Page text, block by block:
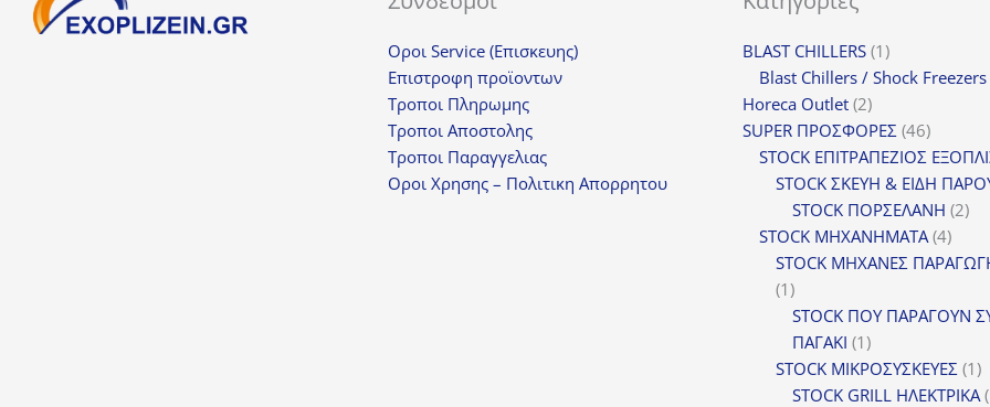
Οροι Service (Επισκευης)
Επιστροφη προϊοντων
Τροποι Πληρωμης
Τροποι Αποστολης
Τροποι Παραγγελιας
Οροι Χρησης – Πολιτικη Απορρητου
BLAST CHILLERS 11
προϊόν
Blast Chillers / Shock Freezers
Horeca Outlet 22
προϊόντα
SUPER ΠΡΟΣΦΟΡΕΣ 4646
STOCK ΕΠΙΤΡΑΠΕΖΙΟΣ
STOCK ΣΚΕΥΗ & ΕΙΔΗ
STOCK ΠΟΡΣΕΛΑΝΗ 22
STOCK ΜΗΧΑΝΗΜΑΤΑ 44
STOCK ΜΗΧΑΝΕΣ
11
προϊόν
STOCK ΠΟΥ ΠΑΡΑΓΟΥΝ
ΠΑΓΑΚΙ 11
προϊόν
STOCK ΜΙΚΡΟΣΥΣΚΕΥΕΣ 11
STOCK GRILL ΗΛΕΚΤΡΙΚΑ